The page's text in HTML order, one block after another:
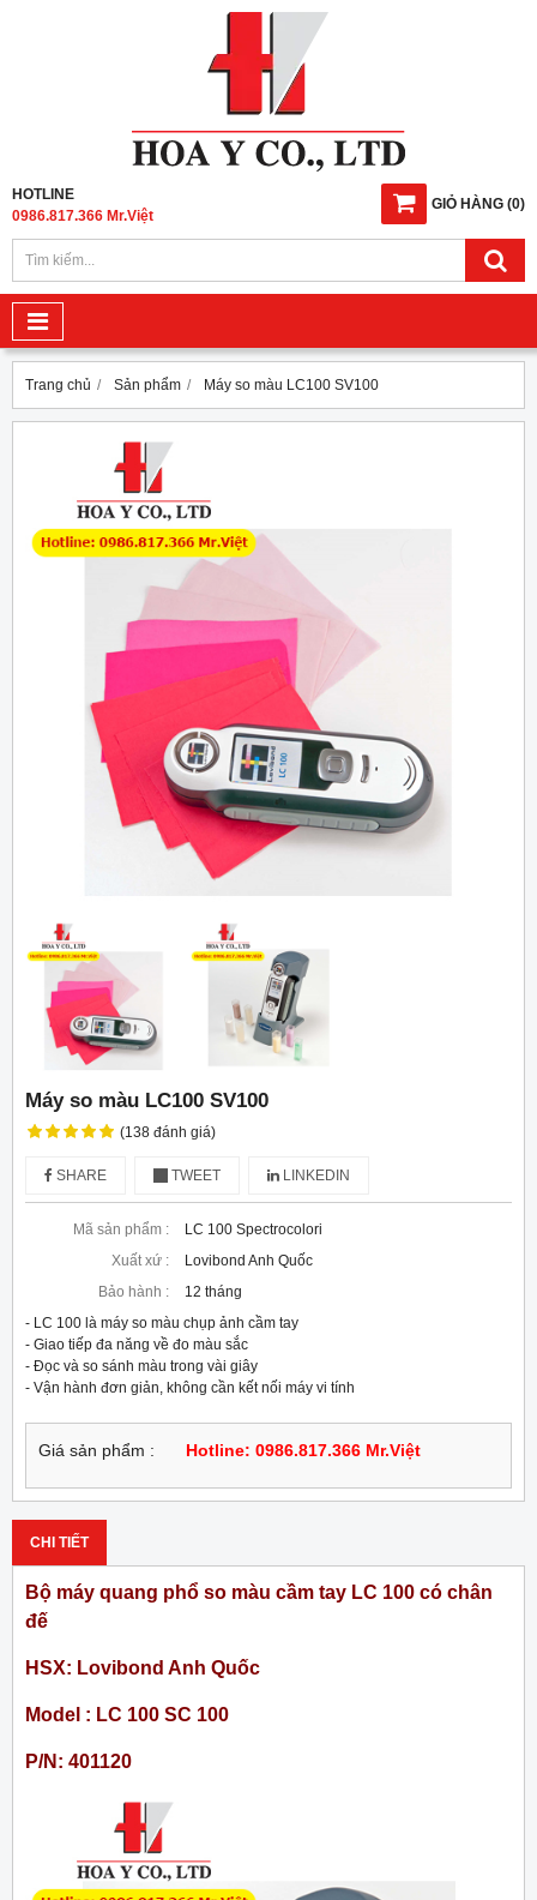
GIỎ HÀNG (0)
HOTLINE
0986.817.366 Mr.Việt
Trang chủ Sản phẩm Máy so màu LC100 SV100
Máy so màu LC100 SV100
(138 đánh giá)
SHARE TWEET LINKEDIN
Mã sản phẩm :
LC 100 Spectrocolori
Xuất xứ :
Lovibond Anh Quốc
Bảo hành :
12 tháng
- LC 100 là máy so màu chụp ảnh cầm tay
- Giao tiếp đa năng về đo màu sắc
- Đọc và so sánh màu trong vài giây
- Vận hành đơn giản, không cần kết nối máy vi tính
Giá sản phẩm : Hotline: 0986.817.366 Mr.Việt
CHI TIẾT
Bộ máy quang phổ so màu cầm tay LC 100 có chân
đế
HSX: Lovibond Anh Quốc
Model : LC 100 SC 100
P/N: 401120